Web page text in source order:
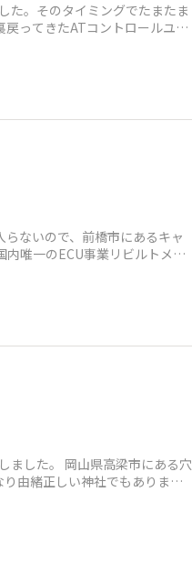
た。そのタイミングでたまたま
ってきたATコントロールユニ
ないので、前橋市にあるキャ
唯一のECU事業リビルトメー
ました。 岡山県高梁市にある穴
由緒正しい神社でもありま